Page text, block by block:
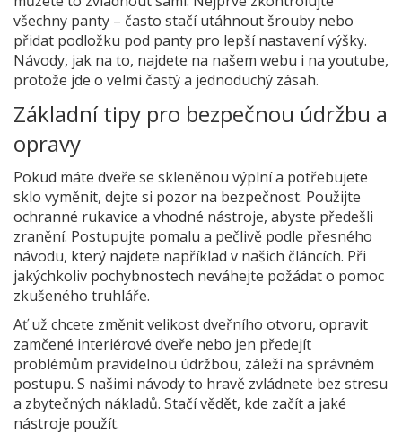
všechny panty – často stačí utáhnout šrouby nebo
přidat podložku pod panty pro lepší nastavení výšky.
Návody, jak na to, najdete na našem webu i na youtube,
protože jde o velmi častý a jednoduchý zásah.
Základní tipy pro bezpečnou údržbu a
opravy
Pokud máte dveře se skleněnou výplní a potřebujete
sklo vyměnit, dejte si pozor na bezpečnost. Použijte
ochranné rukavice a vhodné nástroje, abyste předešli
zranění. Postupujte pomalu a pečlivě podle přesného
návodu, který najdete například v našich článcích. Při
jakýchkoliv pochybnostech neváhejte požádat o pomoc
zkušeného truhláře.
Ať už chcete změnit velikost dveřního otvoru, opravit
zamčené interiérové dveře nebo jen předejít
problémům pravidelnou údržbou, záleží na správném
postupu. S našimi návody to hravě zvládnete bez stresu
a zbytečných nákladů. Stačí vědět, kde začít a jaké
nástroje použít.